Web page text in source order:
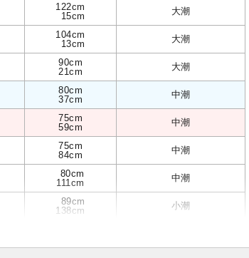
122cm
15cm
大潮
104cm
13cm
大潮
90cm
21cm
大潮
80cm
37cm
中潮
75cm
59cm
中潮
75cm
84cm
中潮
80cm
111cm
中潮
89cm
138cm
小潮